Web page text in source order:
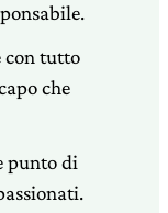
con tutto
che
punto di